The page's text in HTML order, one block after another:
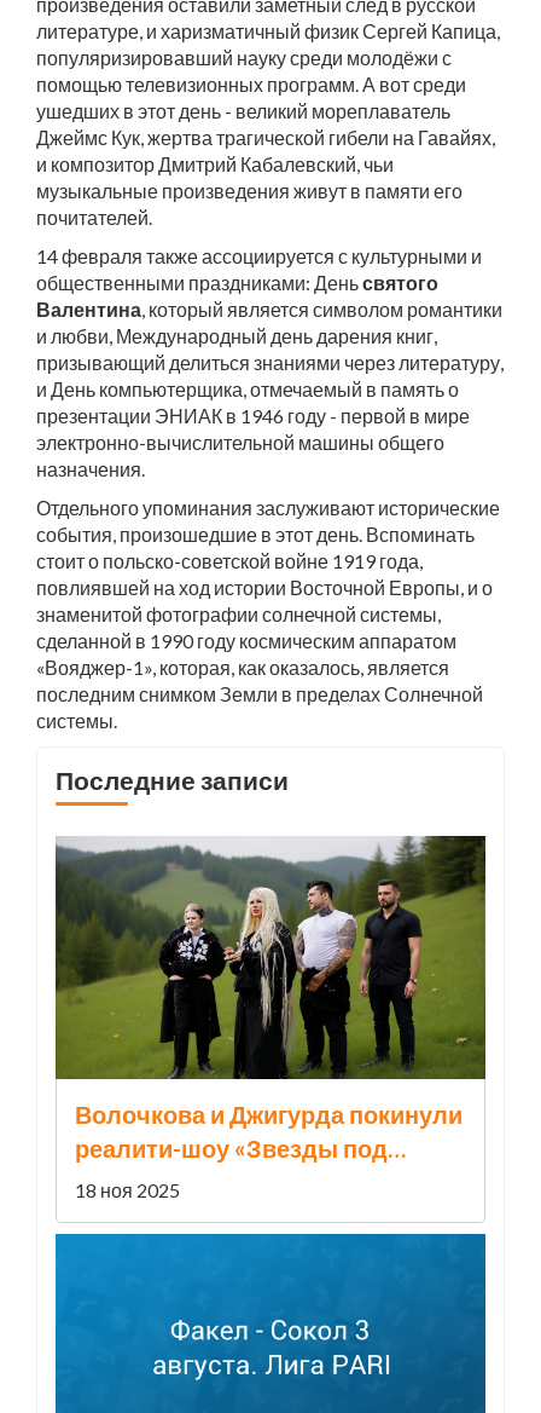
литературе, и харизматичный физик Сергей Капица,
популяризировавший науку среди молодёжи с
помощью телевизионных программ. А вот среди
ушедших в этот день - великий мореплаватель
Джеймс Кук, жертва трагической гибели на Гавайях,
и композитор Дмитрий Кабалевский, чьи
музыкальные произведения живут в памяти его
почитателей.
14 февраля также ассоциируется с культурными и
общественными праздниками: Деньсвятого
Валентина, который является символом романтики
и любви, Международный день дарения книг,
призывающий делиться знаниями через литературу,
и День компьютерщика, отмечаемый в память о
презентации ЭНИАК в 1946 году - первой в мире
электронно-вычислительной машины общего
назначения.
Отдельного упоминания заслуживают исторические
события, произошедшие в этот день. Вспоминать
стоит о польско-советской войне 1919 года,
повлиявшей на ход истории Восточной Европы, и о
знаменитой фотографии солнечной системы,
сделанной в 1990 году космическим аппаратом
«Вояджер-1», которая, как оказалось, является
последним снимком Земли в пределах Солнечной
системы.
Последние записи
Волочкова и Джигурда покинули
реалити-шоу «Звезды под
капельницей» после первой
серии
18 ноя 2025